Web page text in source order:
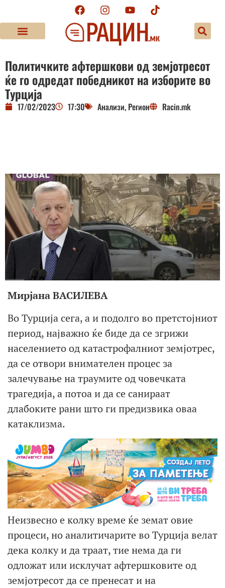
Политичките афтершкови од земјотресот
ќе го одредат победникот на изборите во
Турција
17/02/2023 17:30 Анализи, Регион Racin.mk
Мирјана ВАСИЛЕВА
Во Турција сега, а и подолго во претстојниот
период, најважно ќе биде да се згрижи
населението од катастрофалниот земјотрес,
да се отвори внимателен процес за
залечување на траумите од човечката
трагедија, а потоа и да се санираат
длабоките рани што ги предизвика оваа
катаклизма.
Неизвесно е колку време ќе земат овие
процеси, но аналитичарите во Турција велат
дека колку и да траат, тие нема да ги
одложат или исклучат афтершковите од
земјотресот да се пренесат и на